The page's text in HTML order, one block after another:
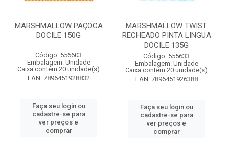
MARSHMALLOW PAÇOCA
DOCILE 150G
Código: 556603
Embalagem: Unidade
Caixa contém 20 unidade(s)
EAN: 7896451928832
Faça seu login ou
cadastre-se para
ver preços e
comprar
MARSHMALLOW TWIST
RECHEADO PINTA LINGUA
DOCILE 135G
Código: 555633
Embalagem: Unidade
Caixa contém 20 unidade(s)
EAN: 7896451926388
Faça seu login ou
cadastre-se para
ver preços e
comprar